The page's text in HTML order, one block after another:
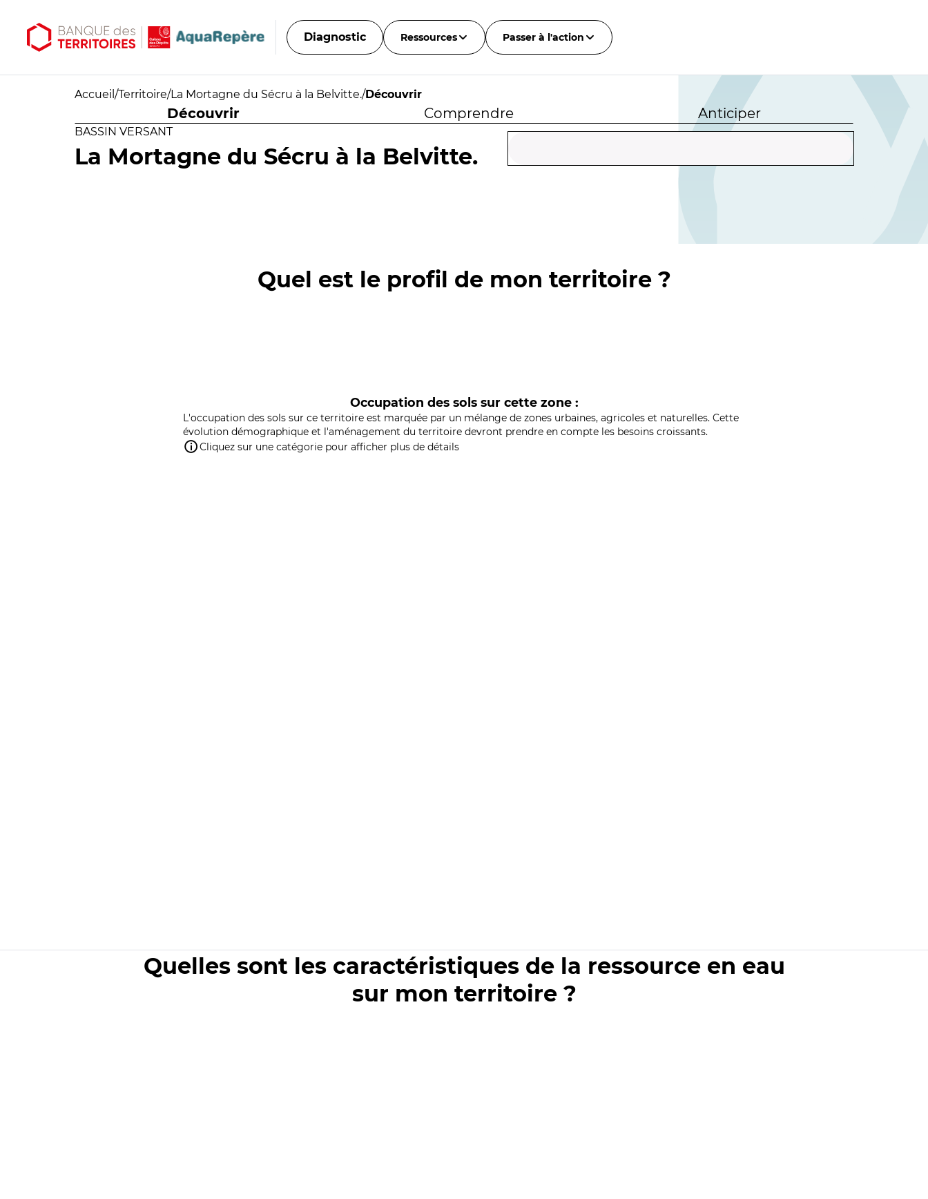
Diagnostic Ressources Passer à l'action
Accueil /Territoire/La Mortagne du Sécru à la Belvitte./Découvrir
Découvrir Comprendre Anticiper
BASSIN VERSANT
La Mortagne du Sécru à la Belvitte.
Quel est le profil de mon territoire ?
Occupation des sols sur cette zone :
L'occupation des sols sur ce territoire est marquée par un mélange de zones urbaines, agricoles et naturelles. Cette
évolution démographique et l'aménagement du territoire devront prendre en compte les besoins croissants.
Cliquez sur une catégorie pour afficher plus de détails
Quelles sont les caractéristiques de la ressource en eau
sur mon territoire ?